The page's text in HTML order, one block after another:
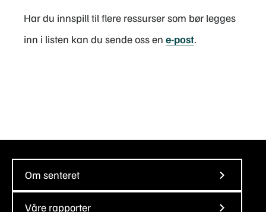
Har du innspill til flere ressurser som bør legges
inn i listen kan du sende oss en e-post.
Om senteret
Våre rapporter